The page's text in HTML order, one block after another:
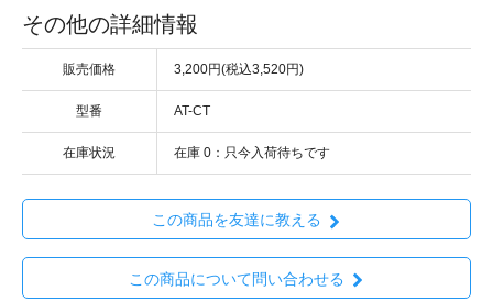
その他の詳細情報
販売価格 3,200円(税込3,520円)
型番 AT-CT
在庫状況 在庫 0：只今入荷待ちです
この商品を友達に教える
この商品について問い合わせる